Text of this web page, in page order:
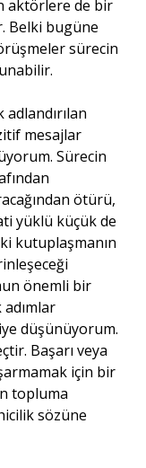
aktörlere de bir
Belki bugüne
sürecin
mesajlar
Sürecin
ötürü,
yüklü küçük de
ki kutuplaşmanın
önemli bir
düşünüyorum.
Başarı veya
için bir
topluma
sözüne